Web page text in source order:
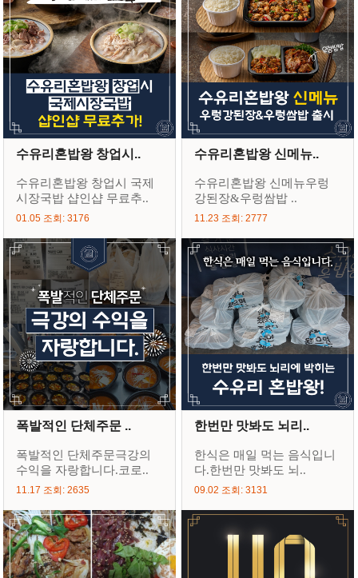
수유리혼밥왕 창업시..
수유리혼밥왕 창업시 국제
시장국밥 샵인샵 무료추..
01.05 조회: 3176
수유리혼밥왕 신메뉴..
수유리혼밥왕 신메뉴우렁
강된장&우렁쌈밥 ..
11.23 조회: 2777
폭발적인 단체주문 ..
폭발적인 단체주문극강의
수익을 자랑합니다.코로..
11.17 조회: 2635
한번만 맛봐도 뇌리..
한식은 매일 먹는 음식입니
다.한번만 맛봐도 뇌..
09.02 조회: 3131